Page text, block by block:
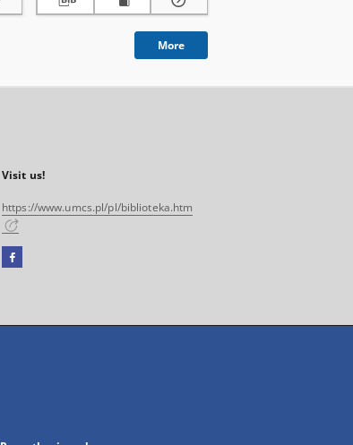
More
Visit us!
https://www.umcs.pl/pl/biblioteka.htm
Facebook
open